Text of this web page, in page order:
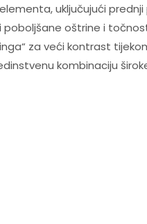
uključujući
oštrine i
za veći kontrast
kombinaciju